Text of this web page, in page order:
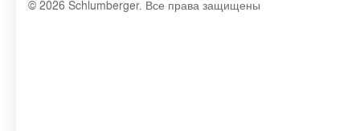
© 2026 Schlumberger. Все права защищены